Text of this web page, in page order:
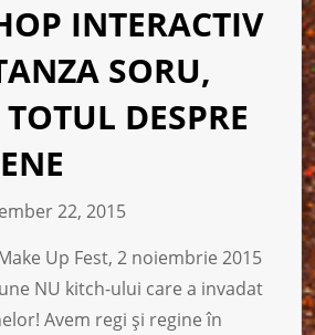
INTERACTIV
SORU,
DESPRE
22, 2015
Up Fest, 2 noiembrie 2015
NU kitch-ului care a invadat
Avem regi şi regine în